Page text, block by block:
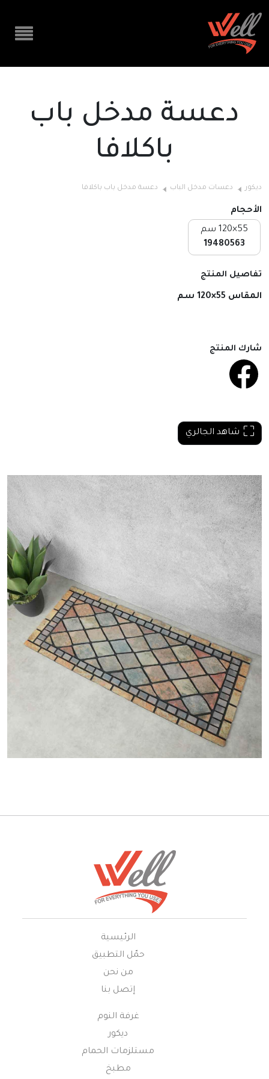
دعسة مدخل باب
باكلافا
ديكور دعسات مدخل الباب دعسة مدخل باب باكلافا
الأحجام
55×120 سم
19480563
تفاصيل المنتج
المقاس 55×120 سم
شارك المنتج
شاهد الجالري
الرئيسية
حمّل التطبيق
من نحن
إتصل بنا
غرفة النوم
ديكور
مستلزمات الحمام
مطبخ